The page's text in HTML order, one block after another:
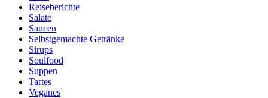
Reiseberichte
Salate
Saucen
Selbstgemachte Getränke
Sirups
Soulfood
Suppen
Tartes
Veganes